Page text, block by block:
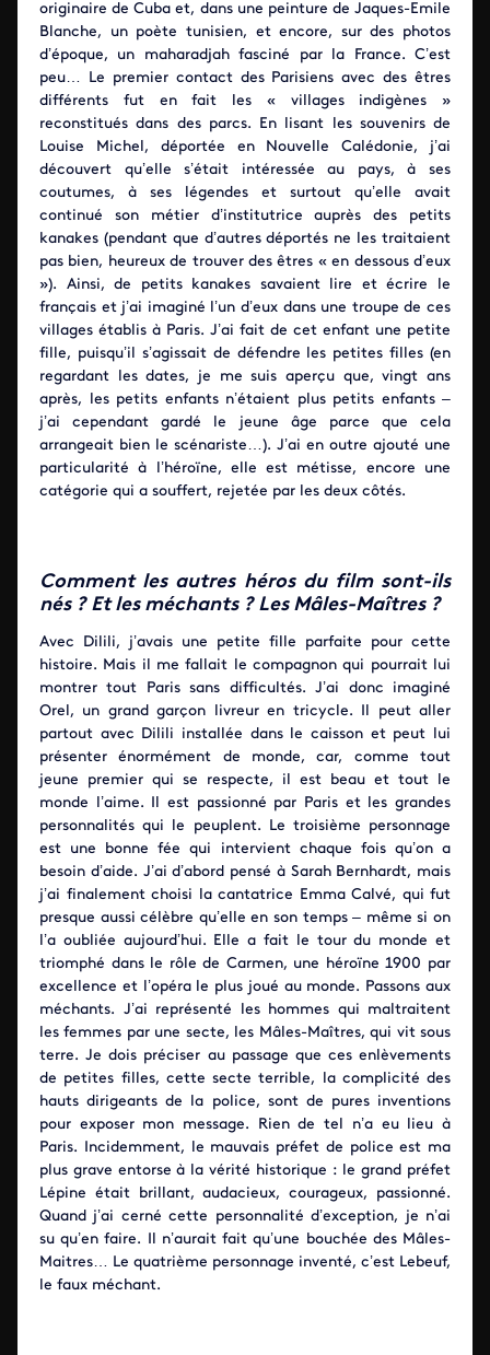
originaire de Cuba et, dans une peinture de Jaques-Emile
Blanche, un poète tunisien, et encore, sur des photos
d’époque, un maharadjah fasciné par la France. C’est
peu… Le premier contact des Parisiens avec des êtres
différents fut en fait les « villages indigènes »
reconstitués dans des parcs. En lisant les souvenirs de
Louise Michel, déportée en Nouvelle Calédonie, j’ai
découvert qu’elle s’était intéressée au pays, à ses
coutumes, à ses légendes et surtout qu’elle avait
continué son métier d’institutrice auprès des petits
kanakes (pendant que d’autres déportés ne les traitaient
pas bien, heureux de trouver des êtres « en dessous d’eux
»). Ainsi, de petits kanakes savaient lire et écrire le
français et j’ai imaginé l’un d’eux dans une troupe de ces
villages établis à Paris. J’ai fait de cet enfant une petite
fille, puisqu’il s’agissait de défendre les petites filles (en
regardant les dates, je me suis aperçu que, vingt ans
après, les petits enfants n’étaient plus petits enfants –
j’ai cependant gardé le jeune âge parce que cela
arrangeait bien le scénariste…). J’ai en outre ajouté une
particularité à l’héroïne, elle est métisse, encore une
catégorie qui a souffert, rejetée par les deux côtés.
Comment les autres héros du film sont-ils
nés ? Et les méchants ? Les Mâles-Maîtres ?
Avec Dilili, j’avais une petite fille parfaite pour cette
histoire. Mais il me fallait le compagnon qui pourrait lui
montrer tout Paris sans difficultés. J’ai donc imaginé
Orel, un grand garçon livreur en tricycle. Il peut aller
partout avec Dilili installée dans le caisson et peut lui
présenter énormément de monde, car, comme tout
jeune premier qui se respecte, il est beau et tout le
monde l’aime. Il est passionné par Paris et les grandes
personnalités qui le peuplent. Le troisième personnage
est une bonne fée qui intervient chaque fois qu’on a
besoin d’aide. J’ai d’abord pensé à Sarah Bernhardt, mais
j’ai finalement choisi la cantatrice Emma Calvé, qui fut
presque aussi célèbre qu’elle en son temps – même si on
l’a oubliée aujourd’hui. Elle a fait le tour du monde et
triomphé dans le rôle de Carmen, une héroïne 1900 par
excellence et l’opéra le plus joué au monde. Passons aux
méchants. J’ai représenté les hommes qui maltraitent
les femmes par une secte, les Mâles-Maîtres, qui vit sous
terre. Je dois préciser au passage que ces enlèvements
de petites filles, cette secte terrible, la complicité des
hauts dirigeants de la police, sont de pures inventions
pour exposer mon message. Rien de tel n’a eu lieu à
Paris. Incidemment, le mauvais préfet de police est ma
plus grave entorse à la vérité historique : le grand préfet
Lépine était brillant, audacieux, courageux, passionné.
Quand j’ai cerné cette personnalité d’exception, je n’ai
su qu’en faire. Il n’aurait fait qu’une bouchée des Mâles-
Maitres… Le quatrième personnage inventé, c’est Lebeuf,
le faux méchant.